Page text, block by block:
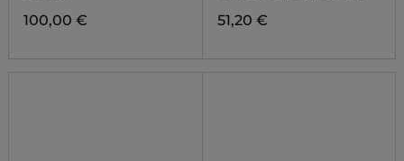
100,00 € 51,20 €